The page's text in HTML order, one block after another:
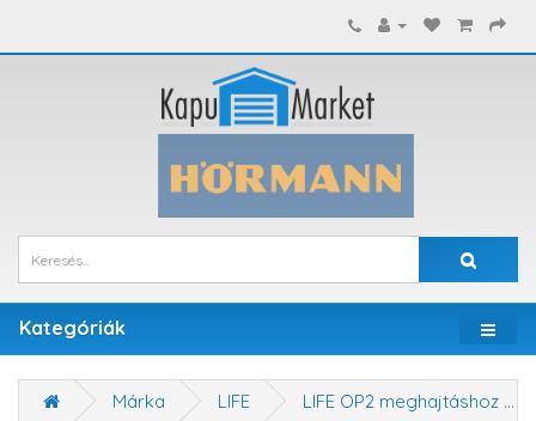
Kategóriák
Márka LIFE LIFE OP2 meghajtáshoz csigakerék